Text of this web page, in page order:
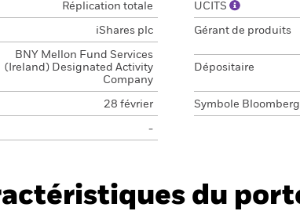
Réplication totale
iShares plc
BNY Mellon Fund Services
(Ireland) Designated Activity
Company
28 février
-
UCITS
Gérant de produits
Dépositaire
Symbole Bloomberg
du